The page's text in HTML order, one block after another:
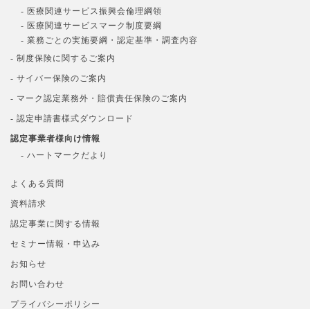
- 医療関連サービス振興会倫理綱領
- 医療関連サービスマーク制度要綱
- 業務ごとの実施要綱・認定基準・調査内容
- 制度保険に関するご案内
- サイバー保険のご案内
- マーク認定業務外・賠償責任保険のご案内
- 認定申請書様式ダウンロード
認定事業者様向け情報
- ハートマークだより
よくある質問
資料請求
認定事業に関する情報
セミナー情報・申込み
お知らせ
お問い合わせ
プライバシーポリシー